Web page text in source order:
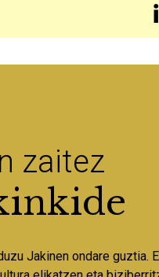
zaitez
Jakinen ondare guztia.